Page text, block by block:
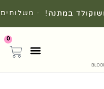
במתנה!· משלוחים
0